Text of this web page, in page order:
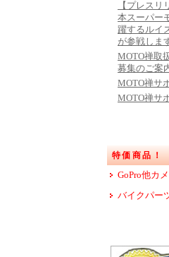
【プレスリ
本スーパー
躍するルイ
が参戦しま
MOTO禅取
募集のご案
MOTO禅サ
MOTO禅サ
特価商品！
GoPro他カ
バイクパー